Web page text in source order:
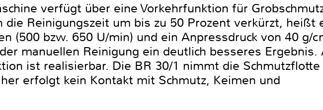
verfügt über eine Vorkehrfunktion für
die Reinigungszeit um bis zu 50 Prozent verkürzt, heißt
(500 bzw. 650 U/min) und ein Anpressdruck von 40 g/
manuellen Reinigung ein deutlich besseres Ergebnis.
ist realisierbar. Die BR 30/1 nimmt die Schmutzflotte
erfolgt kein Kontakt mit Schmutz, Keimen und